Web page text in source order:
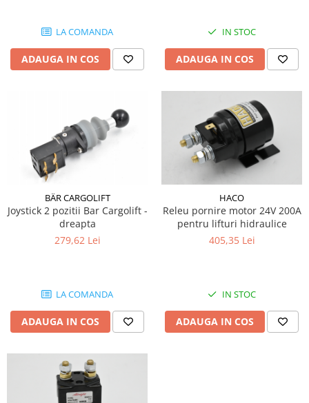
LA COMANDA
ADAUGA IN COS
IN STOC
ADAUGA IN COS
BÄR CARGOLIFT
Joystick 2 pozitii Bar Cargolift -
dreapta
279,62 Lei
LA COMANDA
ADAUGA IN COS
HACO
Releu pornire motor 24V 200A
pentru lifturi hidraulice
405,35 Lei
IN STOC
ADAUGA IN COS